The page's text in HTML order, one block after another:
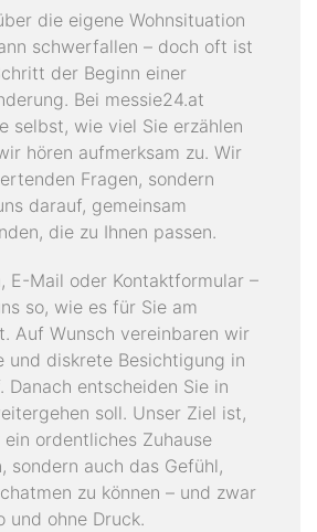
die eigene Wohnsituation
schwerfallen – doch oft ist
der Beginn einer
Bei messie24.at
selbst, wie viel Sie erzählen
hören aufmerksam zu. Wir
Fragen, sondern
darauf, gemeinsam
die zu Ihnen passen.
E-Mail oder Kontaktformular –
so, wie es für Sie am
Auf Wunsch vereinbaren wir
und diskrete Besichtigung in
Danach entscheiden Sie in
soll. Unser Ziel ist,
ordentliches Zuhause
sondern auch das Gefühl,
zu können – und zwar
und ohne Druck.